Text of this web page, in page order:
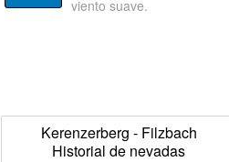
viento suave.
Kerenzerberg - Filzbach
Historial de nevadas